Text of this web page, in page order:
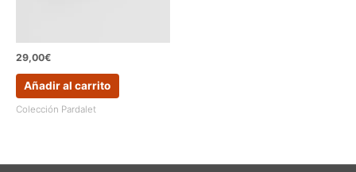
29,00€
Añadir al carrito
Colección Pardalet